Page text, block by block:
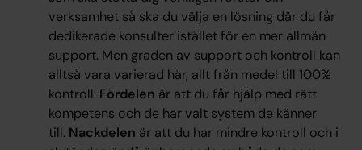
verksamhet så ska du välja en lösning där du får
dedikerade konsulter istället för en mer allmän
support. Men graden av support och kontroll kan
alltså vara varierad här, allt från medel till 100%
kontroll. Fördelen är att du får hjälp med rätt
kompetens och de har valt system de känner
till. Nackdelen är att du har mindre kontroll och i